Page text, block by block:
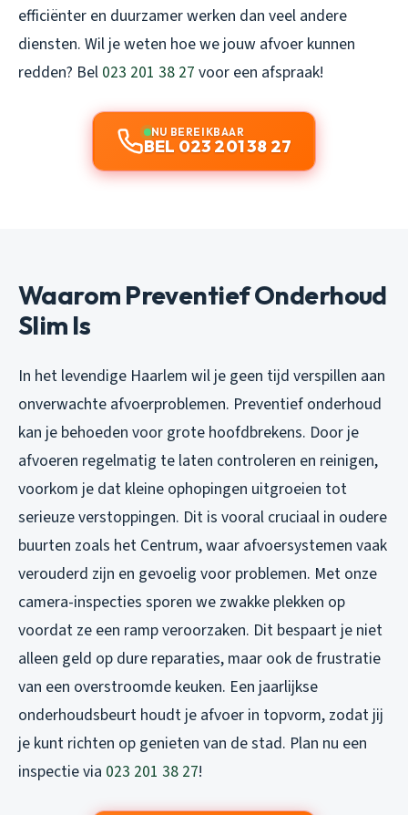
efficiënter en duurzamer werken dan veel andere
diensten. Wil je weten hoe we jouw afvoer kunnen
redden? Bel 023 201 38 27 voor een afspraak!
NU BEREIKBAAR
BEL 023 201 38 27
Waarom Preventief Onderhoud
Slim Is
In het levendige Haarlem wil je geen tijd verspillen aan
onverwachte afvoerproblemen. Preventief onderhoud
kan je behoeden voor grote hoofdbrekens. Door je
afvoeren regelmatig te laten controleren en reinigen,
voorkom je dat kleine ophopingen uitgroeien tot
serieuze verstoppingen. Dit is vooral cruciaal in oudere
buurten zoals het Centrum, waar afvoersystemen vaak
verouderd zijn en gevoelig voor problemen. Met onze
camera-inspecties sporen we zwakke plekken op
voordat ze een ramp veroorzaken. Dit bespaart je niet
alleen geld op dure reparaties, maar ook de frustratie
van een overstroomde keuken. Een jaarlijkse
onderhoudsbeurt houdt je afvoer in topvorm, zodat jij
je kunt richten op genieten van de stad. Plan nu een
inspectie via 023 201 38 27!